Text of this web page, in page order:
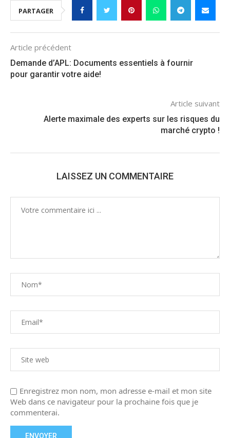
PARTAGER
Article précédent
Demande d’APL: Documents essentiels à fournir
pour garantir votre aide!
Article suivant
Alerte maximale des experts sur les risques du
marché crypto !
LAISSEZ UN COMMENTAIRE
Enregistrez mon nom, mon adresse e-mail et mon site
Web dans ce navigateur pour la prochaine fois que je
commenterai.